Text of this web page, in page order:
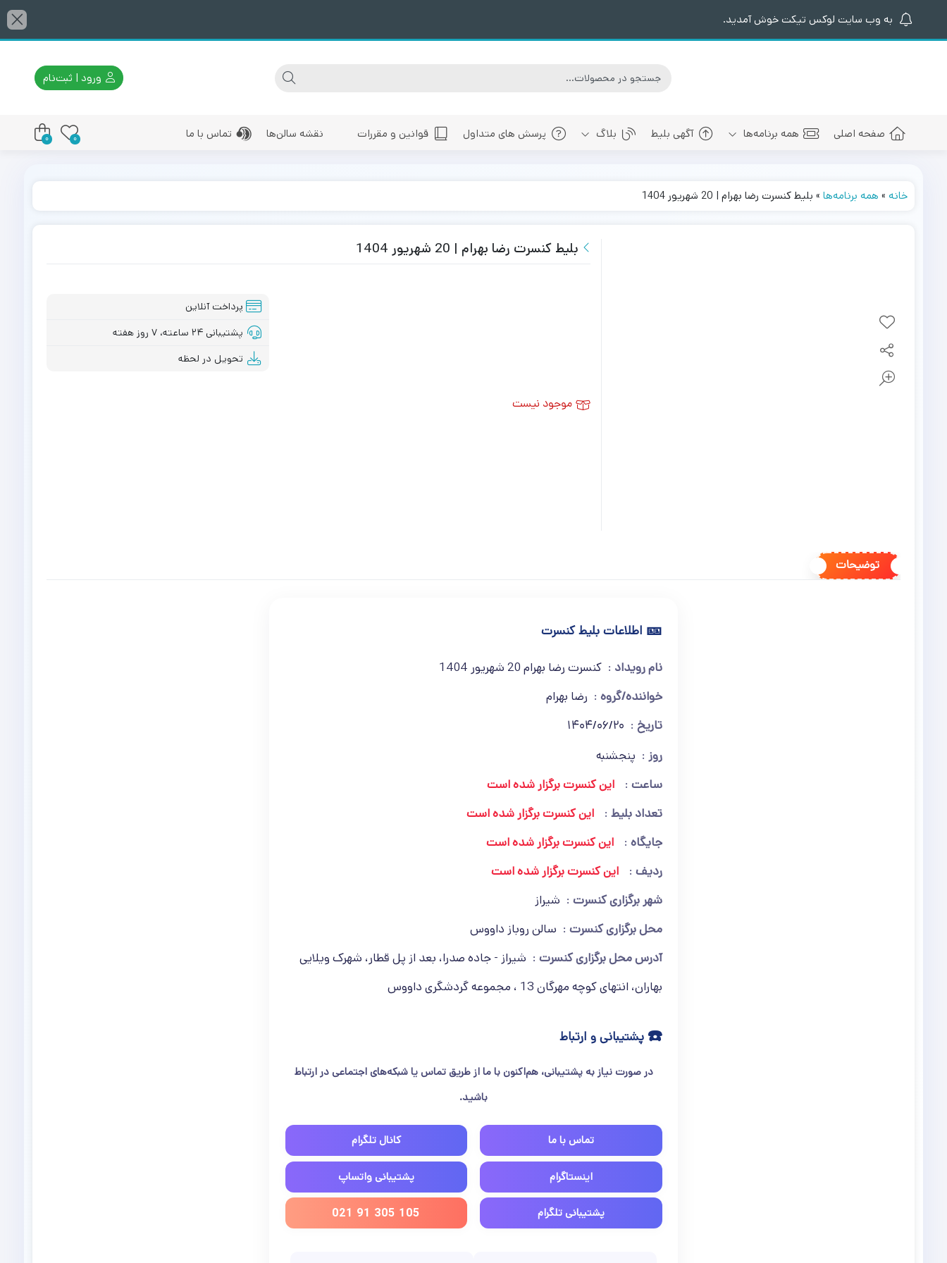
به وب سایت لوکس تیکت خوش آمدید.
ورود | ثبت‌نام
صفحه اصلی همه برنامه‌ها
بلیط کنسرت های پیش رو شیراز
آگهی بلیط بلاگ پرسش های متداول قوانین و مقررات نقشه سالن‌ها تماس با ما 0
0
خانه» همه برنامه‌ها» بلیط کنسرت رضا بهرام | 20 شهریور 1404
بلیط کنسرت رضا بهرام | 20 شهریور 1404
پرداخت آنلاین
پشتیبانی ۲۴ ساعته، ۷ روز هفته
تحویل در لحظه
موجود نیست
توضیحات
🎫 اطلاعات بلیط کنسرت
نام رویداد
کنسرت رضا بهرام 20 شهریور 1404
خواننده/گروه
رضا بهرام
تاریخ
1404/06/20
روز
پنجشنبه
ساعت
این کنسرت برگزار شده است
تعداد بلیط
این کنسرت برگزار شده است
جایگاه
این کنسرت برگزار شده است
ردیف
این کنسرت برگزار شده است
شهر برگزاری کنسرت
شیراز
محل برگزاری کنسرت
سالن روباز داووس
آدرس محل برگزاری کنسرت
شیراز - جاده صدرا، بعد از پل قطار، شهرک ویلایی
بهاران، انتهای کوچه مهرگان 13 ، مجموعه گردشگری داووس
☎️ پشتیبانی و ارتباط
در صورت نیاز به پشتیبانی، هم‌اکنون با ما از طریق تماس یا شبکه‌های اجتماعی در ارتباط
باشید.
تماس با ما کانال تلگرام
اینستاگرام پشتیبانی واتساپ
پشتیبانی تلگرام 021 91 305 105